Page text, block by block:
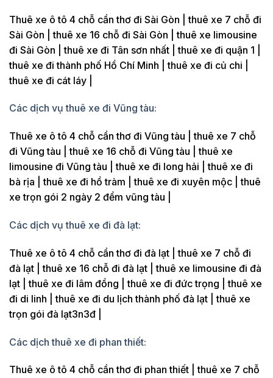
Thuê xe ô tô 4 chỗ cần thơ đi Sài Gòn | thuê xe 7 chỗ đi
Sài Gòn | thuê xe 16 chỗ đi Sài Gòn | thuê xe limousine
đi Sài Gòn | thuê xe đi Tân sơn nhất | thuê xe đi quận 1 |
thuê xe đi thành phố Hồ Chí Minh | thuê xe đi củ chi |
thuê xe đi cát láy |
Các dịch vụ thuê xe đi Vũng tàu:
Thuê xe ô tô 4 chỗ cần thơ đi Vũng tàu | thuê xe 7 chỗ
đi Vũng tàu | thuê xe 16 chỗ đi Vũng tàu | thuê xe
limousine đi Vũng tàu | thuê xe đi long hải | thuê xe đi
bà rịa | thuê xe đi hồ tràm | thuê xe đi xuyên mộc | thuê
xe trọn gói 2 ngày 2 đểm vũng tàu |
Các dịch vụ thuê xe đi đà lạt:
Thuê xe ô tô 4 chỗ cần thơ đi đà lạt | thuê xe 7 chỗ đi
đà lạt | thuê xe 16 chỗ đi đà lạt | thuê xe limousine đi đà
lạt | thuê xe đi lâm đồng | thuê xe đi đức trọng | thuê xe
đi di linh | thuê xe đi du lịch thành phố đà lạt | thuê xe
trọn gói đà lạt3n3đ |
Các dịch thuê xe đi phan thiết:
Thuê xe ô tô 4 chỗ cần thơ đi phan thiết | thuê xe 7 chỗ